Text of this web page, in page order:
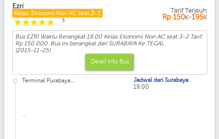
Ezri
Kelas: Ekonomi Non AC seat:3-2
☆
☆
☆
☆
☆ 5
Tarif Terjauh
Rp 150K-195K
Bus EZRI Waktu Berangkat 19.00 Kelas:Ekonomi Non AC seat:3-2 Tarif:
Rp 150.000. Bus ini berangkat dari SURABAYA Ke TEGAL .
(2015-11-25)
Detail Info Bus
Terminal Purabaya...
...
Jadwal dari Surabaya:
19.00